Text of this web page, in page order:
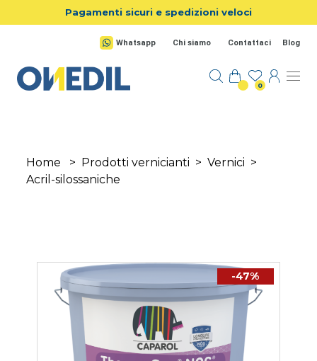
Salta al contenuto principale
Pagamenti sicuri e spedizioni veloci
Whatsapp Chi siamo Contattaci Blog
0
Home > Prodotti vernicianti > Vernici >
Acril-silossaniche
-47%